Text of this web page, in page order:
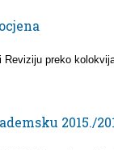
preko
2015./